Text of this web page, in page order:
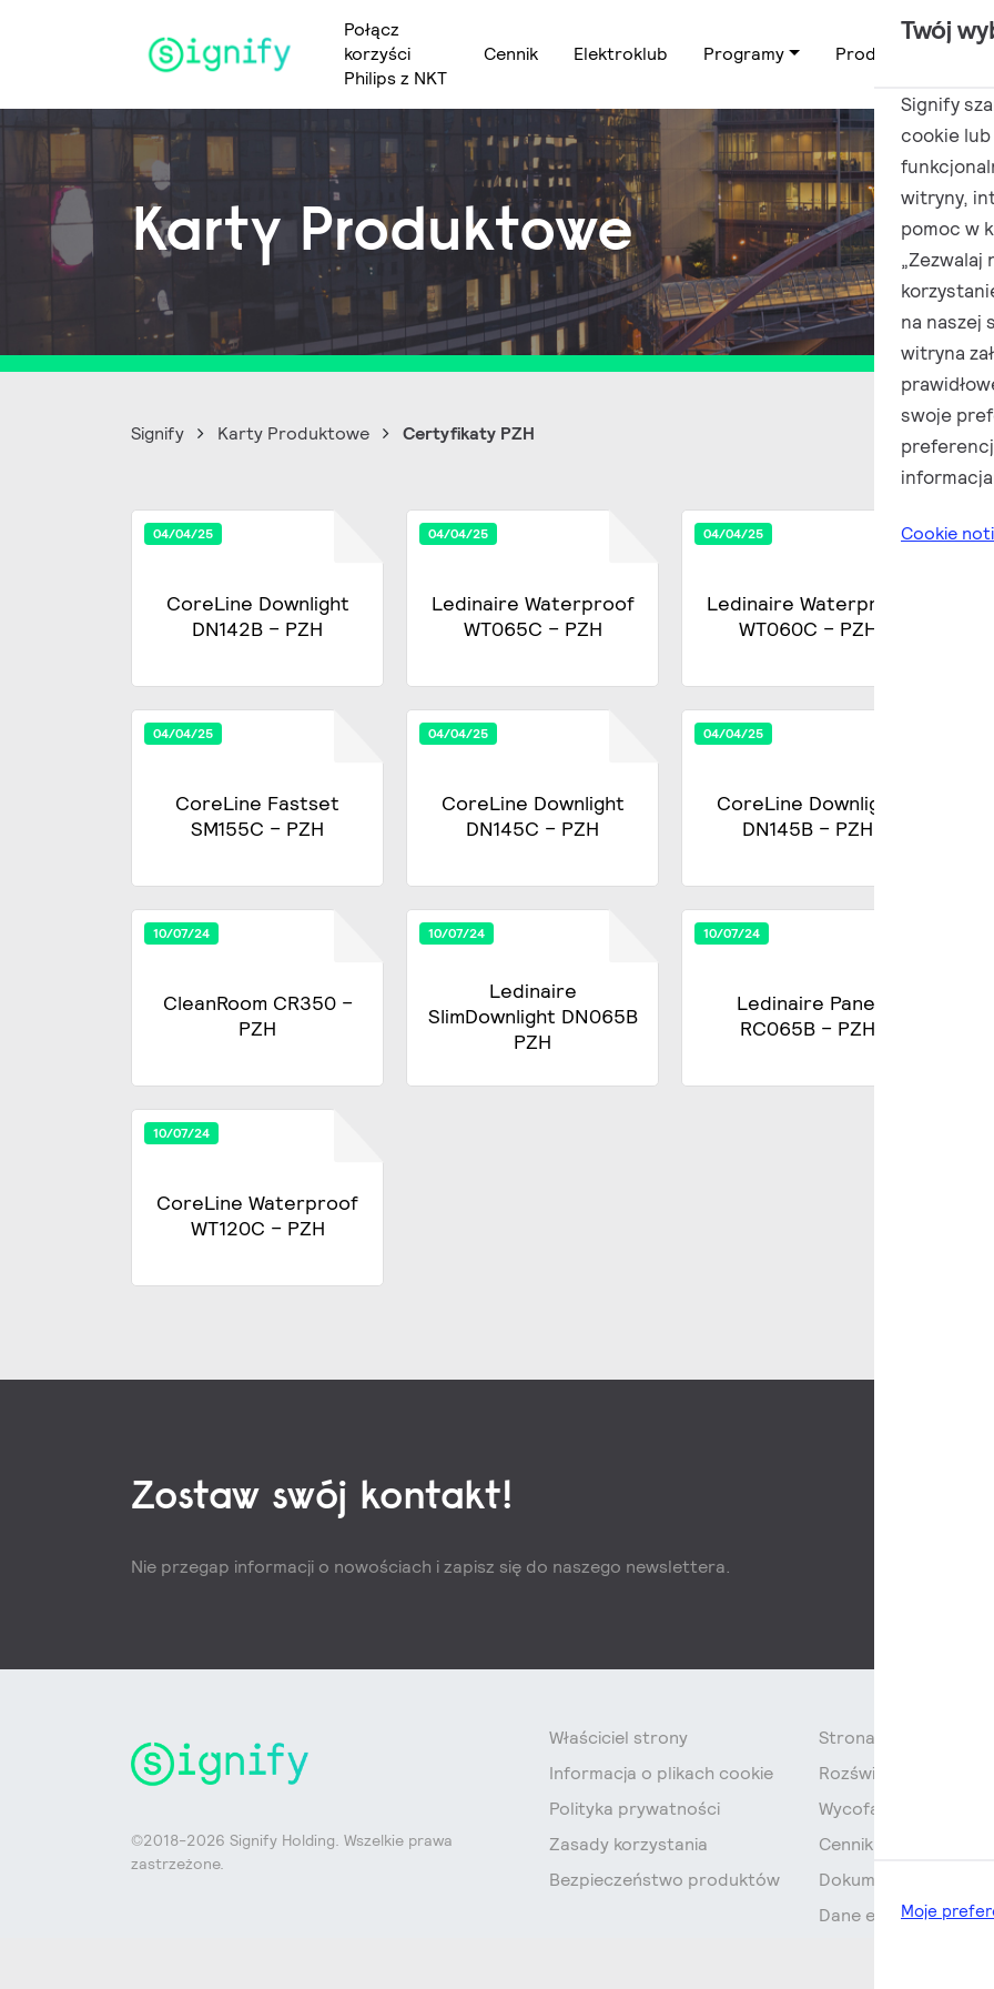
Twój
Signify
cookie
witryny,
pomoc w
„Zezwalaj
na naszej
witryna
swoje
Cookie
Moje
Main Navigation
Połącz
korzyści
Philips z NKT
Cennik Elektroklub Programy Produkty
Karty Produktowe
Signify Karty Produktowe Certyfikaty PZH
04/04/25
CoreLine Downlight
DN142B – PZH
04/04/25
Ledinaire Waterproof
WT065C – PZH
04/04/25
Ledinaire Waterproof
WT060C – PZH
04/04/25
CoreLine Fastset
SM155C – PZH
04/04/25
CoreLine Downlight
DN145C – PZH
04/04/25
CoreLine Downlight
DN145B – PZH
10/07/24
CleanRoom CR350 –
PZH
10/07/24
Ledinaire
SlimDownlight DN065B
PZH
10/07/24
Ledinaire Panel
RC065B – PZH
10/07/24
CoreLine Waterproof
WT120C – PZH
Zostaw swój kontakt!
Nie przegap informacji o nowościach i zapisz się do naszego newslettera.
©2018-2026 Signify Holding. Wszelkie prawa
zastrzeżone.
Właściciel strony
Informacja o plikach cookie
Polityka prywatności
Zasady korzystania
Bezpieczeństwo produktów
Strona Główna
Rozświetlamy Polskę
Wycofanie świetlówek
Cennik
Dokumentacja
Dane e-commerce